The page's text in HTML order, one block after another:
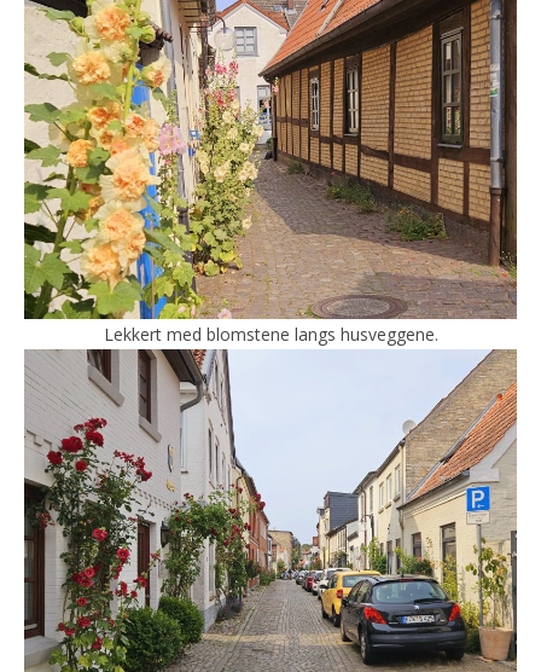
Lekkert med blomstene langs husveggene.